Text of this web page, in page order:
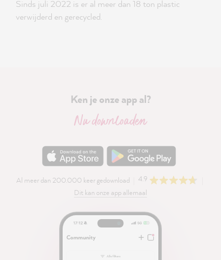
Sinds juli 2022 is er al meer dan 18 ton plastic
verwijderd en gerecycled.
Ken je onze app al?
Nu downloaden
Al meer dan 200.000 keer gedownload
4.9
Dit kan onze app allemaal